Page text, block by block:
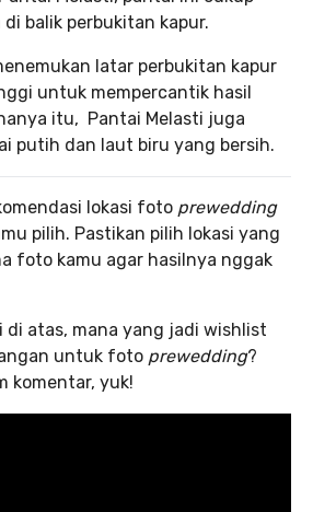
balik perbukitan kapur.
latar perbukitan kapur
untuk mempercantik hasil
itu, Pantai Melasti juga
putih dan laut biru yang bersih.
lokasi foto prewedding
pilih. Pastikan pilih lokasi yang
foto kamu agar hasilnya nggak
di atas, mana yang jadi wishlist
untuk foto prewedding?
komentar, yuk!